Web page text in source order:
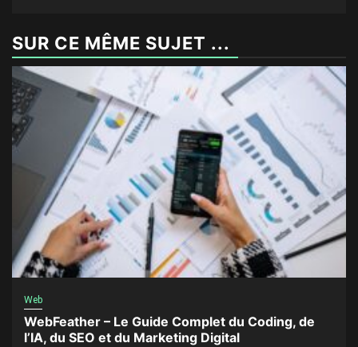
SUR CE MÊME SUJET ...
Web
WebFeather – Le Guide Complet du Coding, de
l’IA, du SEO et du Marketing Digital